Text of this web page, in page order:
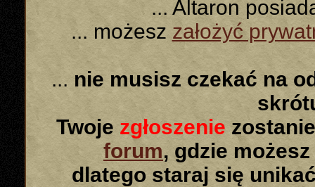
... Altaron
... możeszzałożyć
... nie musisz czekać na
Twoje zgłoszenie
forum, gdzie
dlatego staraj się